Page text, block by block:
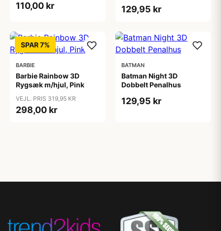
110,00 kr 129,95 kr
SPAR 7%
BARBIE
Barbie Rainbow 3D
Rygsæk m/hjul, Pink
VEJL. PRIS 319,95 KR
298,00 kr
BATMAN
Batman Night 3D
Dobbelt Penalhus
129,95 kr